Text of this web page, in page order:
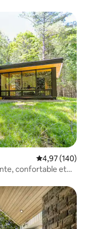
Évaluation
4,97 (140)
confortable et